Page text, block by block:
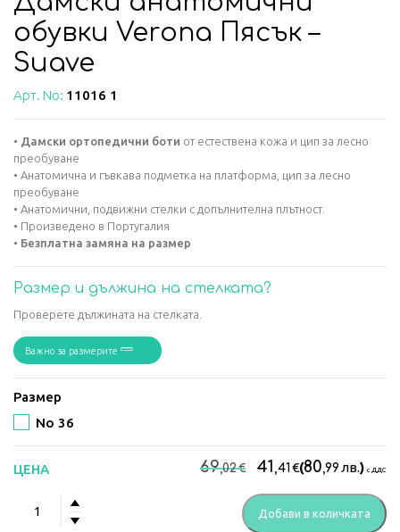
обувки Verona Пясък –
Suave
Арт. No: 11016 1
• Дамски ортопедични боти от естествена кожа и цип за лесно
преобуване
• Анатомична и гъвкава подметка на платформа, цип за лесно
преобуване
• Анатомични, подвижни стелки с допълнителна плътност.
• Произведено в Португалия
• Безплатна замяна на размер
Размер и дължина на стелката?
Проверете дължината на стелката.
Важно за размерите
Размер
No 36
ЦЕНА 69,02€
Original
69,02€.
41 ,41 €(80,99 лв.) с ДДС
количество
Добави в количката